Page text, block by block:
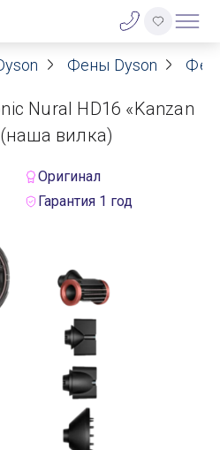
Фены Dyson Фен
Nural HD16 «Kanzan
вилка)
Оригинал
Гарантия 1 год